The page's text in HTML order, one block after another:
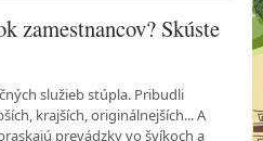
zamestnancov? Skúste
služieb stúpla. Pribudli
krajších, originálnejších... A
prevádzky vo švíkoch a